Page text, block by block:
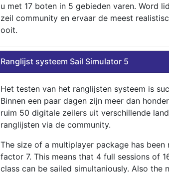
u met 17 boten in 5 gebieden varen. Word
zeil community en ervaar de meest
ooit.
Ranglijst systeem Sail Simulator 5
Het testen van het ranglijsten systeem is
Binnen een paar dagen zijn meer dan
ruim 50 digitale zeilers uit verschillende
ranglijsten via de community.
The size of a multiplayer package has
factor 7. This means that 4 full sessions of
class can be sailed simultaniously. Also the